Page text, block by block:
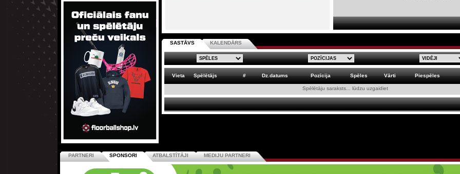
SASTĀVS KALENDĀRS
Vieta Spēlētājs # Dz.datums Pozīcija Spēles Vārti Piespēles
Spēlētāju saraksts... lūdzu uzgaidiet
PARTNERI SPONSORI ATBALSTĪTĀJI MEDIJU PARTNERI